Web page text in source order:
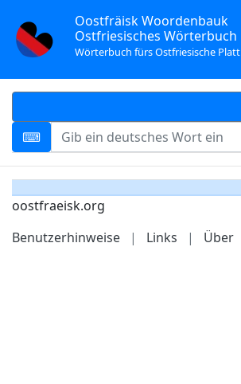
Oostfräisk Woordenbauk
Ostfriesisches Wörterbuch
Wörterbuch fürs Ostfriesische Platt
oostfraeisk.org
Benutzerhinweise
| Links | Über